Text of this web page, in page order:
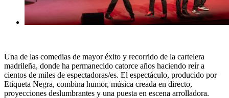
Una de las comedias de mayor éxito y recorrido de la cartelera
madrileña, donde ha permanecido catorce años haciendo reír a
cientos de miles de espectadoras/es. El espectáculo, producido por
Etiqueta Negra, combina humor, música creada en directo,
proyecciones deslumbrantes y una puesta en escena arrolladora.